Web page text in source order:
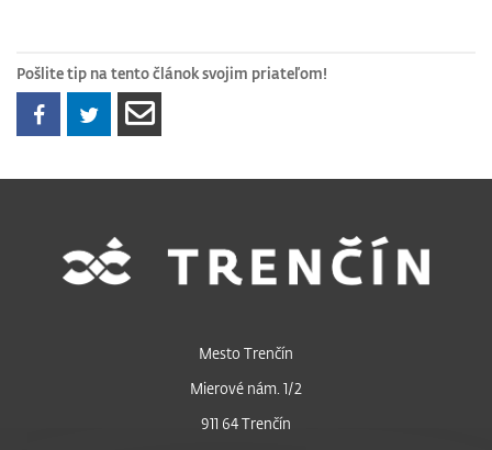
Pošlite tip na tento článok svojim priateľom!
Mesto Trenčín
Mierové nám. 1/2
911 64 Trenčín